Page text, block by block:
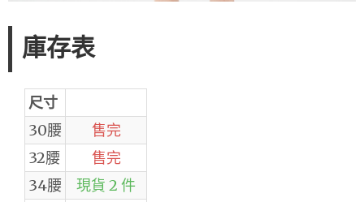
庫存表
尺寸
30腰
售完
32腰
售完
34腰
現貨 2 件